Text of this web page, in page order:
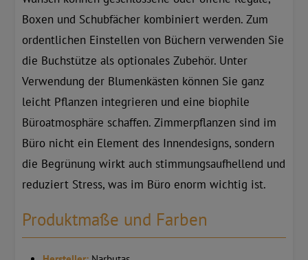
Boxen und Schubfächer kombiniert werden. Zum
ordentlichen Einstellen von Büchern verwenden Sie
die Buchstütze als optionales Zubehör. Unter
Verwendung der Blumenkästen können Sie ganz
leicht Pflanzen integrieren und eine biophile
Büroatmosphäre schaffen. Zimmerpflanzen sind im
Büro nicht ein Element des Innendesigns, sondern
die Begrünung wirkt auch stimmungsaufhellend und
reduziert Stress, was im Büro enorm wichtig ist.
Produktmaße und Farben